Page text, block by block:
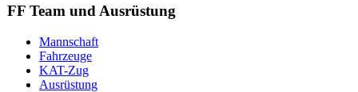
FF Team und Ausrüstung
Mannschaft
Fahrzeuge
KAT-Zug
Ausrüstung